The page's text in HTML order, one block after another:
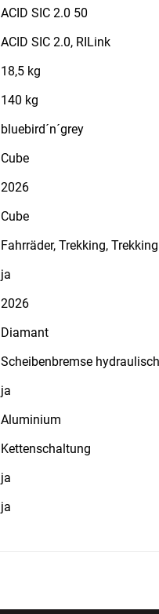
ACID SIC 2.0 50
ACID SIC 2.0, RILink
18,5 kg
140 kg
bluebird´n´grey
Cube
2026
Cube
Fahrräder, Trekking,
ja
2026
Diamant
Scheibenbremse hydraulisch
ja
Aluminium
Kettenschaltung
ja
ja